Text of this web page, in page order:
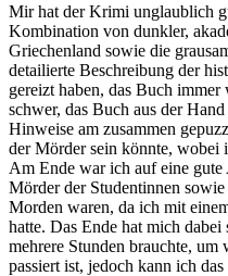
Mir hat der Krimi unglaublich
Kombination von dunkler,
Griechenland sowie die
detailierte Beschreibung der
gereizt haben, das Buch
schwer, das Buch aus der
Hinweise am zusammen
der Mörder sein könnte, wobei
Am Ende war ich auf eine
Mörder der Studentinnen
Morden waren, da ich mit
hatte. Das Ende hat mich dabei
mehrere Stunden brauchte,
passiert ist, jedoch kann ich